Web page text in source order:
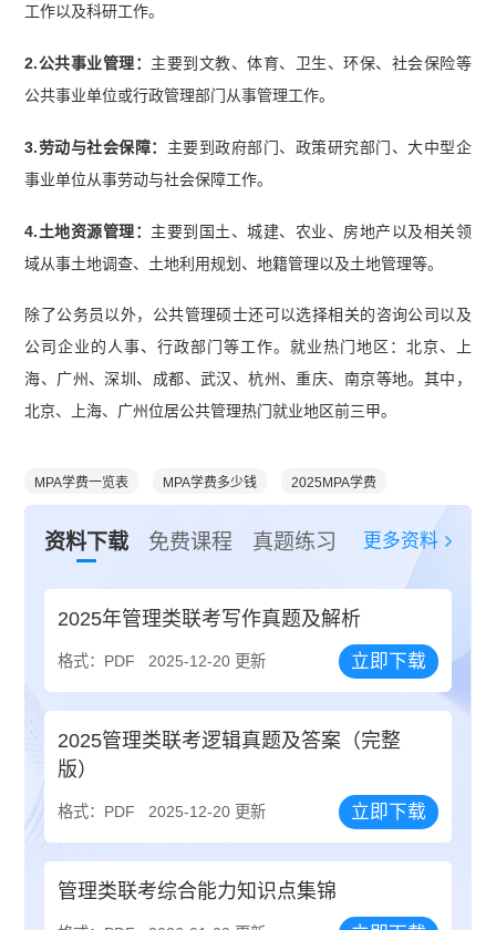
工作以及科研工作。
2.公共事业管理： 主要到文教、体育、卫生、环保、社会保险等
公共事业单位或行政管理部门从事管理工作。
3.劳动与社会保障： 主要到政府部门、政策研究部门、大中型企
事业单位从事劳动与社会保障工作。
4.土地资源管理： 主要到国土、城建、农业、房地产以及相关领
域从事土地调查、土地利用规划、地籍管理以及土地管理等。
除了公务员以外，公共管理硕士还可以选择相关的咨询公司以及
公司企业的人事、行政部门等工作。就业热门地区：北京、上
海、广州、深圳、成都、武汉、杭州、重庆、南京等地。其中，
北京、上海、广州位居公共管理热门就业地区前三甲。
MPA学费一览表 MPA学费多少钱 2025MPA学费
资料下载 免费课程 真题练习 更多资料
2025年管理类联考写作真题及解析
格式：PDF 2025-12-20 更新 立即下载
2025管理类联考逻辑真题及答案（完整
版）
格式：PDF 2025-12-20 更新 立即下载
管理类联考综合能力知识点集锦